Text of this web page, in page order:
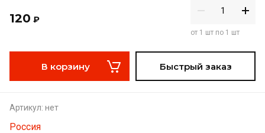
120 ₽
от 1 шт по 1 шт
В корзину Быстрый заказ
Артикул: нет
Россия